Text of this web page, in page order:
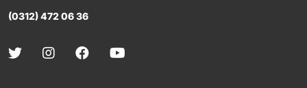
(0312) 472 06 36